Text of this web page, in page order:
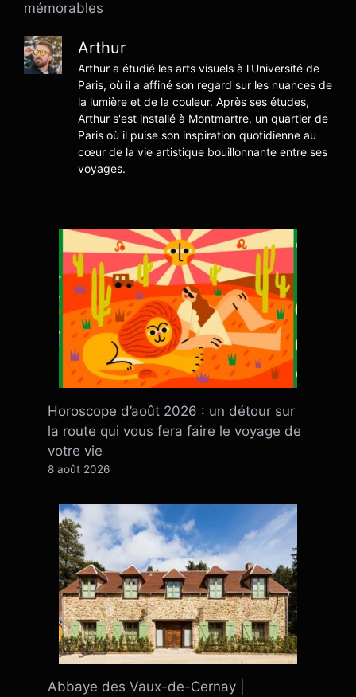
mémorables
Arthur
Arthur a étudié les arts visuels à l'Université de
Paris, où il a affiné son regard sur les nuances de
la lumière et de la couleur. Après ses études,
Arthur s'est installé à Montmartre, un quartier de
Paris où il puise son inspiration quotidienne au
cœur de la vie artistique bouillonnante entre ses
voyages.
Horoscope d’août 2026 : un détour sur
la route qui vous fera faire le voyage de
votre vie
8 août 2026
Abbaye des Vaux-de-Cernay |